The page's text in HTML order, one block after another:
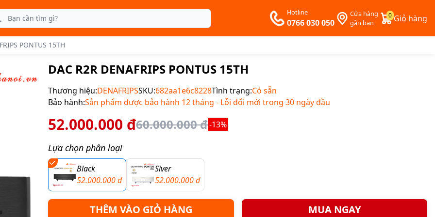
Hotline
0766 030 050
Cửa hàng
gần bạn
0 Giỏ hàng
PONTUS 15TH
DAC R2R DENAFRIPS PONTUS 15TH
Thương hiệu:DENAFRIPSSKU:682aa1e6c8228Tình trạng:Có sẵn
Bảo hành:Sản phẩm được bảo hành 12 tháng - Lỗi đổi mới trong 30 ngày đầu
52.000.000 đ60.000.000 đ-13%
Lựa chọn phân loại
Black
52.000.000 đ
Siver
52.000.000 đ
THÊM VÀO GIỎ HÀNG MUA NGAY